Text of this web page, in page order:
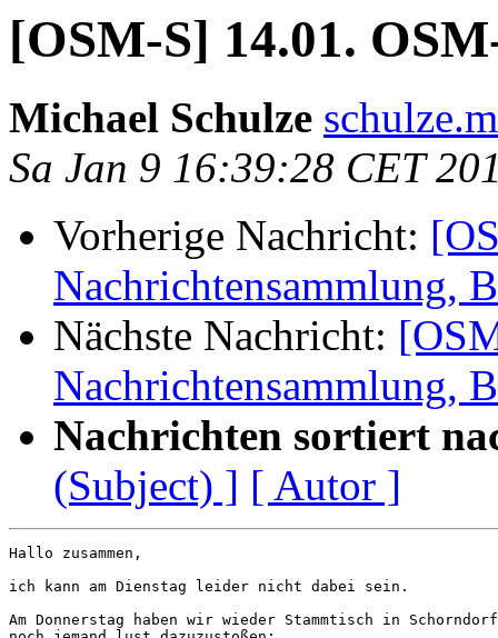
[OSM-S] 14.01.
Michael Schulze
Sa Jan 9 16:39:28 CET
Vorherige Nachricht:
Nachrichtensammlung,
Nächste Nachricht:
Nachrichtensammlung,
Nachrichten sortiert
(Subject) ] [ Autor ]
Hallo zusammen,
ich kann am Dienstag leider nicht dabei sein.
Am Donnerstag haben wir wieder Stammtisch in